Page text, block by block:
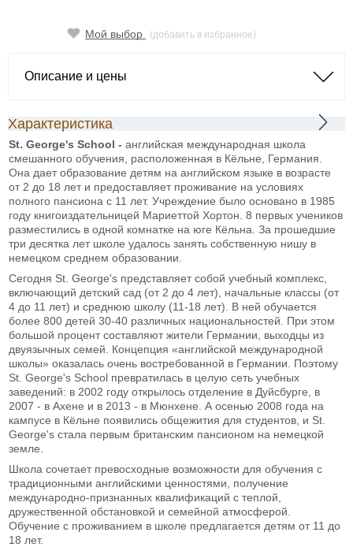
Мой выбор (добавить в избранное)
Описание и цены
Характеристика
St. George's School - английская международная школа
смешанного обучения, расположенная в Кёльне, Германия.
Она дает образование детям на английском языке в возрасте
от 2 до 18 лет и предоставляет проживание на условиях
полного пансиона с 11 лет. Учреждение было основано в 1985
году книгоиздательницей Мариеттой Хортон. 8 первых учеников
разместились в одной комнатке на юге Кёльна. За прошедшие
три десятка лет школе удалось занять собственную нишу в
немецком среднем образовании.
Сегодня St. George's представляет собой учебный комплекс,
включающий детский сад (от 2 до 4 лет), начальные классы (от
4 до 11 лет) и среднюю школу (11-18 лет). В ней обучается
более 800 детей 30-40 различных национальностей. При этом
большой процент составляют жители Германии, выходцы из
двуязычных семей. Концепция «английской международной
школы» оказалась очень востребованной в Германии. Поэтому
St. George's School превратилась в целую сеть учебных
заведений: в 2002 году открылось отделение в Дуйсбурге, в
2007 - в Ахене и в 2013 - в Мюнхене. А осенью 2008 года на
кампусе в Кёльне появились общежития для студентов, и St.
George's стала первым британским пансионом на немецкой
земле.
Школа сочетает превосходные возможности для обучения с
традиционными английскими ценностями, получение
международно-признанных квалификаций с теплой,
дружественной обстановкой и семейной атмосферой.
Обучение с проживанием в школе предлагается детям от 11 до
18 лет.